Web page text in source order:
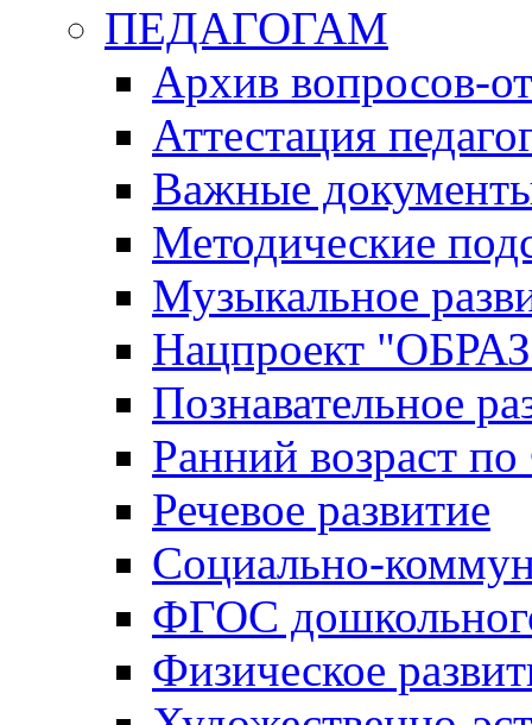
ПЕДАГОГАМ
Архив вопросов-
Аттестация
Важные
Методические
Музыкальное
Нацпроект
Познавательное
Ранний возраст
Речевое развитие
Социально-
ФГОС
Физическое